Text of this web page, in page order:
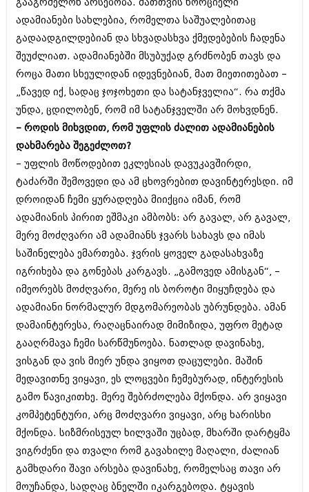
იანვარი 2017 (246)
დეკემბერი 2016 (207)
ნოემბერი 2016 (207)
ოქტომბერი 2016 (257)
სექტემბერი 2016 (224)
აგვისტო 2016 (258)
ივლისი 2016 (211)
ივნისი 2016 (221)
მაისი 2016 (261)
აპრილი 2016 (215)
მარტი 2016 (200)
თებერვალი 2016 (250)
დეკემბერი 2015 (207)
ნოემბერი 2015 (264)
ოქტომბერი 2015 (204)
სექტემბერი 2015 (215)
აგვისტო 2015 (286)
ივლისი 2015 (173)
ივნისი 2015 (261)
მაისი 2015 (194)
აპრილი 2015 (208)
მარტი 2015 (365)
თებერვალი 2015 (286)
იანვარი 2015 (247)
ნოემბერი 2014 (290)
ოქტომბერი 2014 (292)
სექტემბერი 2014 (394)
აგვისტო 2014 (248)
ივლისი 2014 (313)
ივნისი 2014 (366)
მაისი 2014 (313)
აპრილი 2014 (290)
ადამიანები სახლებია, რომელთა საშუალებითაც
გადაადგილდებიან და სხვადასხვა ქმედებების ჩადენა
შეუძლიათ. ადამიანებში მსუბუქად გრძნობენ თავს და
როცა მათი სხეულიდან იდევნებიან, მათ მიეთითებათ –
„წავედ იქ, სადაც ჯოჯოხეთი და სატანჯველია“. რა თქმა
უნდა, ცდილობენ, რომ იმ სატანჯველში არ მოხვდნენ.
– როდის მიხვდით, რომ უფლის ძალით ადამიანების
დახმარება შეგეძლოთ?
– უფლის მოწოდებით ეკლესიას დავუკავშირდი,
ტაძარში შემოვედი და ამ ცხოვრებით დავინტერესდი. იმ
დროიდან ჩემი ყურადღება მიიქცია იმან, რომ
ადამიანის პირით ეშმაკი ამბობს: არ გავალ, არ გავალ,
მერე მოძღვარი ამ ადამიანს ჯვარს სახავს და იმას
საშინელება ემართება. ჯვრის ყოველ გადასახვაზე
იგრიხება და გონებას კარგავს. „გამოვედ ამისგან“, –
იმეორებს მოძღვარი, მერე ის ბოროტი მიყუჩდება და
ადამიანი ნორმალურ მდგომარეობას უბრუნდება. ამან
დამაინტერესა, რაღაცნაირად მიმიზიდა, უფრო მეტად
გააღრმავა ჩემი სარწმუნოება. ნათლად დავინახე,
ვისგან და ვის მიერ უნდა ვიყოთ დაცულები. მაშინ
მედავითნე ვიყავი, ეს ლოცვები ჩემებურად, ინტერესის
გამო წავიკითხე. მერე შებრძოლება მქონდა. არ ვიყავი
კომპეტენტური, არც მოძღვარი ვიყავი, არც ხარისხი
მქონდა. სიზმრისეულ ხილვაში უცბად, მხარში დარტყმა
ვიგრძენი და თვალი რომ გავახილე მაღალი, ძალიან
გამხდარი შავი არსება დავინახე, რომელსაც თავი არ
მოუჩანდა, სადღაც ბნელში იკარგებოდა. ტყავის